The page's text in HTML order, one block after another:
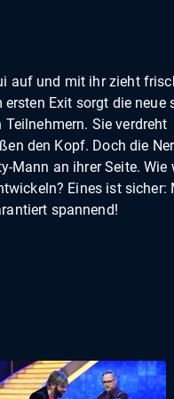
auf und mit ihr zieht
Exit sorgt die neue
Sie verdreht
den Kopf. Doch die
Mann an ihrer Seite. Wie
Eines ist sicher:
spannend!